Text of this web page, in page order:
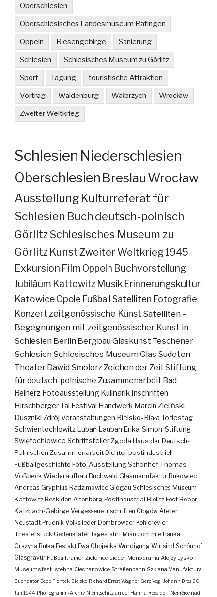
Oberschlesien
Oberschlesisches Landesmuseum Ratingen
Oppeln Riesengebirge Sanierung
Schlesien Schlesisches Museum zu Görlitz
Sport Tagung touristische Attraktion
Vortrag Waldenburg Wałbrzych Wrocław
Zweiter Weltkrieg
Schlesien Niederschlesien
Oberschlesien Breslau Wrocław
Ausstellung Kulturreferat für
Schlesien Buch deutsch-polnisch
GörlitzSchlesisches Museum zu
Görlitz KunstZweiter Weltkrieg 1945
Exkursion Film Oppeln Buchvorstellung
Jubiläum Kattowitz Musik Erinnerungskultur
KatowiceOpole FußballSatelliten Fotografie
Konzertzeitgenössische Kunst Satelliten –
Begegnungen mit zeitgenössischer Kunst in
Schlesien Berlin BergbauGlaskunst Teschener
Schlesien Schlesisches MuseumGlas Sudeten
Theater Dawid SmolorzZeichen der Zeit Stiftung
für deutsch-polnische Zusammenarbeit Bad
Reinerz Fotoausstellung Kulinarik Inschriften
Hirschberger Tal Festival Handwerk Marcin Zieliński
Duszniki Zdrój Veranstaltungen Bielsko-Biała Todestag
Schwientochlowitz Lubań Lauban Erika-Simon-Stiftung
Świętochłowice SchriftstellerZgoda Haus der Deutsch-
Polnischen ZusammenarbeitDichterpostindustriell
Fußballgeschichte Foto-AusstellungSchönhofThomas
VoßbeckWiederaufbau Buchwald Glasmanufaktur Bukowiec
Andreas Gryphius Radzimowice Glogau Schlesisches Museum
Kattowitz Beskiden Altenberg Postindustrial Bielitz Fest Bober-
Katzbach-Gebirge Vergessene Inschriften Głogów Atelier
Neustadt Prudnik Volkslieder Dombrowaer Kohlerevier
Theaterstück Gedenktafel Tagesfahrt Mianujom mie Hanka
Grażyna Bułka Festakt Ewa Chojecka Würdigung Wir sind Schönhof
Glasgravur Fußballtrainer Zieleniec Lieder Monodrama Alojzy Lysko
Museumsfest Istebna Ciechanowice Straßenbahn Szklana Manufaktura
Buchautor Sepp Piontek Bielsko Richard Ernst Wagner Gero Vogl Johann Bros 20.
Juli 1944 Phonogramm-Archiv Niemtschitz an der Hanna Roseldorf Némčice nad